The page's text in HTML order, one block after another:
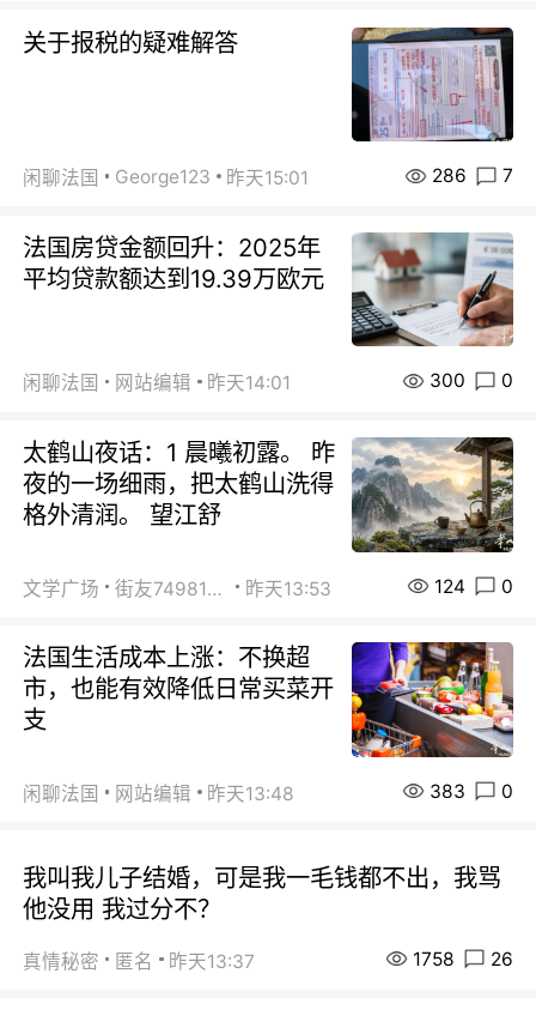
关于报税的疑难解答
闲聊法国 George123 昨天15:01 286 7
法国房贷金额回升：2025年
平均贷款额达到19.39万欧元
闲聊法国 网站编辑 昨天14:01 300 0
太鹤山夜话：1 晨曦初露。 昨
夜的一场细雨，把太鹤山洗得
格外清润。 望江舒
文学广场 街友74981146 昨天13:53 124 0
法国生活成本上涨：不换超
市，也能有效降低日常买菜开
支
闲聊法国 网站编辑 昨天13:48 383 0
我叫我儿子结婚，可是我一毛钱都不出，我骂
他没用 我过分不？
真情秘密 匿名 昨天13:37 1758 26